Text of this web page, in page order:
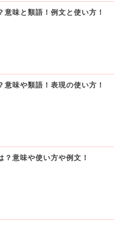
意味と類語！例文と使い方！
意味や類語！表現の使い方！
？意味や使い方や例文！